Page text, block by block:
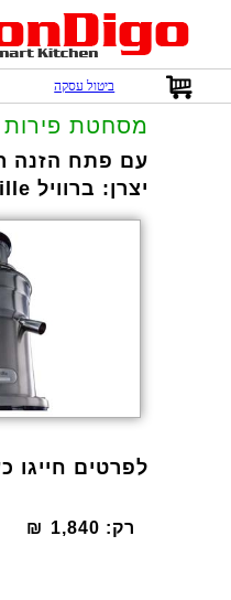
ביטול עסקה
מסחטת פירות Breville JE800
יצרן: ברוויל Breville
עם פתח הזנה
לפרטים חייגו כעת
רק: 1,840
₪